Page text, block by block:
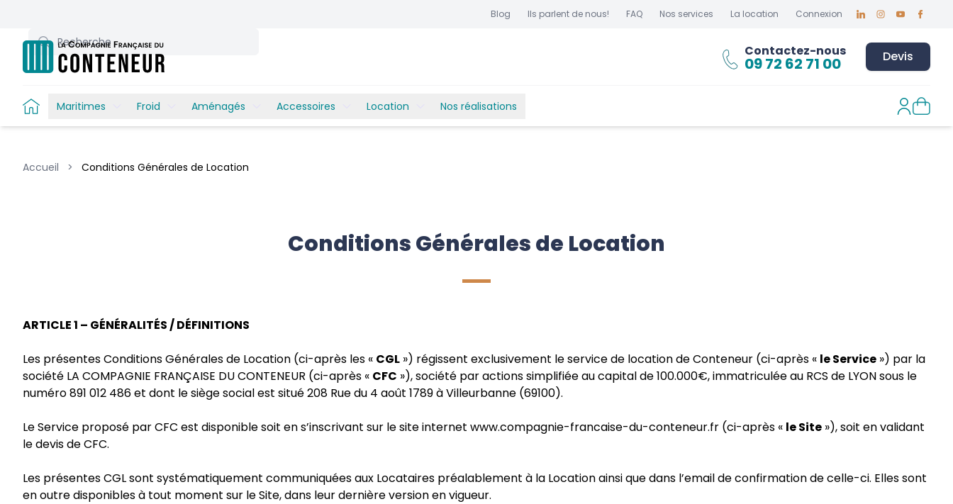
Blog Ils parlent de nous! FAQ Nos services La location Connexion LinkedinInstagram
Youtube
Recherche
Contactez-nous
09 72 62 71 00 Devis
Maritimes Froid Aménagés Accessoires Location Nos réalisations
Accueil > Conditions Générales de Location
Conditions Générales de Location
ARTICLE 1 – GÉNÉRALITÉS / DÉFINITIONS
Les présentes Conditions Générales de Location (ci-après les « CGL ») régissent exclusivement le service de location de Conteneur (ci-après « le Service ») par la
société LA COMPAGNIE FRANÇAISE DU CONTENEUR (ci-après « CFC »), société par actions simplifiée au capital de 100.000€, immatriculée au RCS de LYON sous le
numéro 891 012 486 et dont le siège social est situé 208 Rue du 4 août 1789 à Villeurbanne (69100).
Le Service proposé par CFC est disponible soit en s’inscrivant sur le site internet www.compagnie-francaise-du-conteneur.fr (ci-après « le Site »), soit en validant
le devis de CFC.
Les présentes CGL sont systématiquement communiquées aux Locataires préalablement à la Location ainsi que dans l’email de confirmation de celle-ci. Ellessont
en outre disponibles à tout moment sur le Site, dans leur dernière version en vigueur.